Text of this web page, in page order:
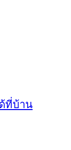
ที่บ้าน